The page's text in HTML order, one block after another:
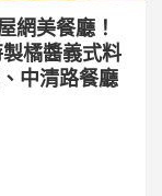
網美餐廳！
橘醬義式料
中清路餐廳